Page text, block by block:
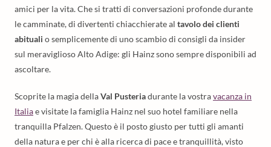
amici per la vita. Che si tratti di conversazioni profonde durante
le camminate, di divertenti chiacchierate al tavolo dei clienti
abituali o semplicemente di uno scambio di consigli da insider
sul meraviglioso Alto Adige: gli Hainz sono sempre disponibili ad
ascoltare.
Scoprite la magia dellaVal Pusteriadurante la vostravacanza in
Italiae visitate la famiglia Hainz nel suo hotel familiare nella
tranquilla Pfalzen. Questo è il posto giusto per tutti gli amanti
della natura e per chi è alla ricerca di pace e tranquillità, visto